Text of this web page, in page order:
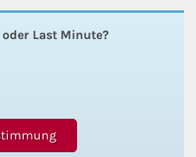
Last Minute?